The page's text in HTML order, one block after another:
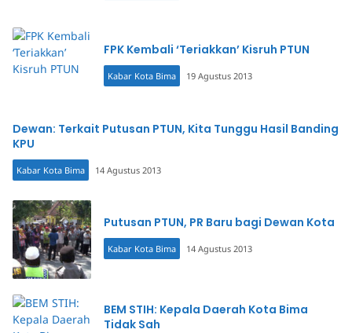
FPK Kembali ‘Teriakkan’ Kisruh PTUN
Kabar Kota Bima 19 Agustus 2013
Dewan: Terkait Putusan PTUN, Kita Tunggu Hasil Banding
KPU
Kabar Kota Bima 14 Agustus 2013
Putusan PTUN, PR Baru bagi Dewan Kota
Kabar Kota Bima 14 Agustus 2013
BEM STIH: Kepala Daerah Kota Bima
Tidak Sah